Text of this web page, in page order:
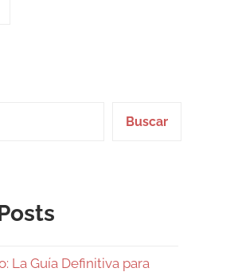
Buscar
La Guía Definitiva para